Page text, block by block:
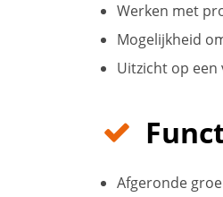
Werken met
Mogelijkheid
Uitzicht op
Afgeronde